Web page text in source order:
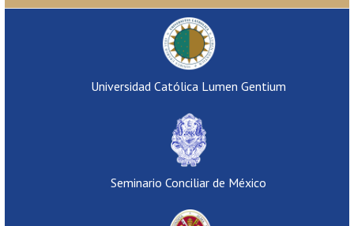
Universidad Católica Lumen Gentium
Seminario Conciliar de México